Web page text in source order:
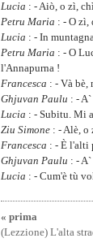
Lucia : - Aiò, o zì,
Petru Maria : - O zì,
Lucia : - In
Petru Maria : - O
l'Annapurna !
Francesca : - Và bè,
Ghjuvan Paulu : -
Lucia : - Subitu. Mi
Ziu Simone : - Alè, o
Francesca : - È l'alti
Ghjuvan Paulu : -
Lucia : - Cum'è tù
« prima
(Lezzione) L'alta